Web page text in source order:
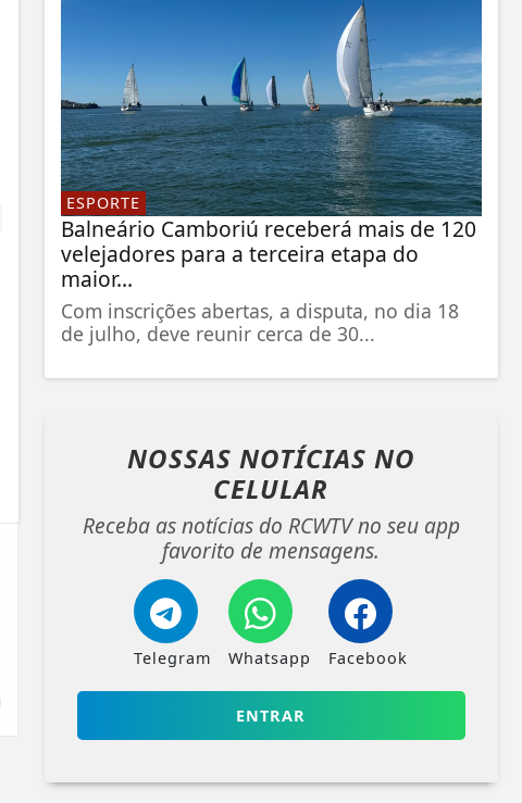
ESPORTE
Balneário Camboriú receberá mais de 120
velejadores para a terceira etapa do
maior...
Com inscrições abertas, a disputa, no dia 18
de julho, deve reunir cerca de 30...
NOSSAS NOTÍCIAS NO
CELULAR
Receba as notícias do RCWTV no seu app
favorito de mensagens.
Telegram Whatsapp Facebook
ENTRAR